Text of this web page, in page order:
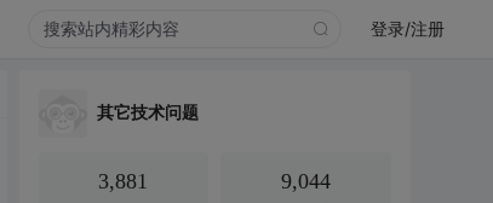
登录/注册
其它技术问题
3,881 9,044